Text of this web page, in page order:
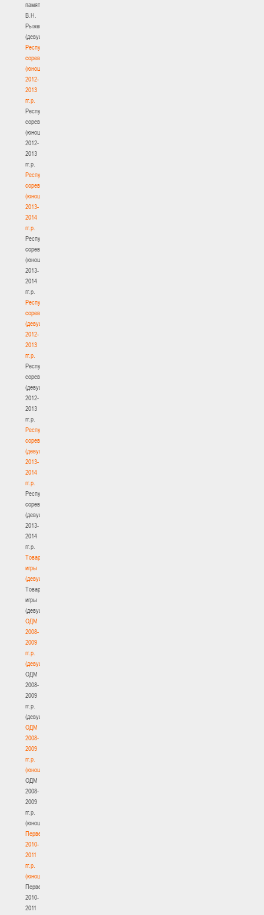
памяти
В.Н.
Рыженкова
(девушки)
Республиканские
соревнования
(юноши)
2012-
2013
гг.р.
Республиканские
соревнования
(юноши)
2012-
2013
гг.р.
Республиканские
соревнования
(юноши)
2013-
2014
гг.р.
Республиканские
соревнования
(юноши)
2013-
2014
гг.р.
Республиканские
соревнования
(девушки)
2012-
2013
гг.р.
Республиканские
соревнования
(девушки)
2012-
2013
гг.р.
Республиканские
соревнования
(девушки)
2013-
2014
гг.р.
Республиканские
соревнования
(девушки)
2013-
2014
гг.р.
Товарищеские
игры
(девушки)
Товарищеские
игры
(девушки)
ОДМ
2008-
2009
гг.р.
(девушки)
ОДМ
2008-
2009
гг.р.
(девушки)
ОДМ
2008-
2009
гг.р.
(юноши)
ОДМ
2008-
2009
гг.р.
(юноши)
Первенство
2010-
2011
гг.р.
(юноши)
Первенство
2010-
2011